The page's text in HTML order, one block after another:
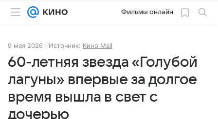
Фильмы онлайн
9 мая 2026 Источник: Кино Mail
60-летняя звезда «Голубой
лагуны» впервые за долгое
время вышла в свет с
дочерью